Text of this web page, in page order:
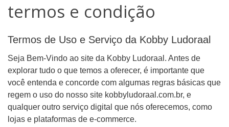
termos e condição
Termos de Uso e Serviço da Kobby Ludoraal
Seja Bem-Vindo ao site da Kobby Ludoraal. Antes de
explorar tudo o que temos a oferecer, é importante que
você entenda e concorde com algumas regras básicas que
regem o uso do nosso site kobbyludoraal.com.br, e
qualquer outro serviço digital que nós oferecemos, como
lojas e plataformas de e-commerce.